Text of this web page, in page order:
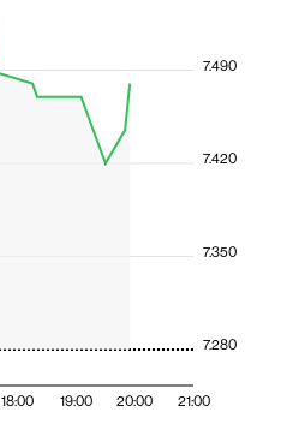
18:00 19:00 20:00 21:00
7.280
7.350
7.420
7.490